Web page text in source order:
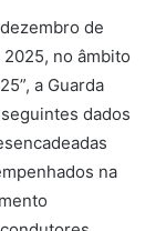
de
no âmbito
a Guarda
dados
na